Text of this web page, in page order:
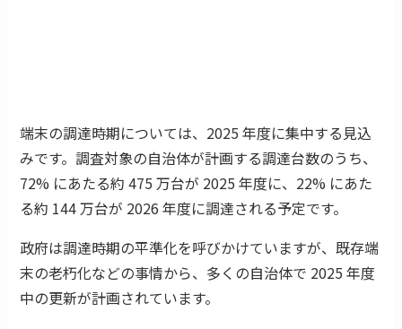
端末の調達時期については、2025 年度に集中する見込
みです。調査対象の自治体が計画する調達台数のうち、
72% にあたる約 475 万台が 2025 年度に、22% にあた
る約 144 万台が 2026 年度に調達される予定です。
政府は調達時期の平準化を呼びかけていますが、既存端
末の老朽化などの事情から、多くの自治体で 2025 年度
中の更新が計画されています。